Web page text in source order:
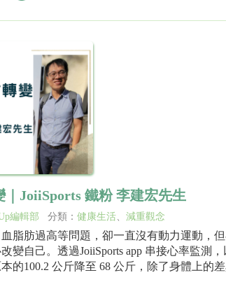
｜JoiiSports 鐵粉 李建宏先生
編輯部 分類： 健康生活 減重觀念
脂肪過高等問題，卻一直沒有動力運動，
變自己。透過JoiiSports app 串接心率監測
的100.2 公斤降至 68 公斤，除了身體上的